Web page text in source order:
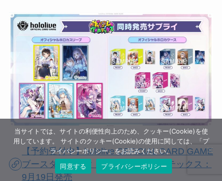
【予約受付中】hololive OFFICIAL CARD GAME
ブースターパック ボリュームヴォルテックス：
9月19日発売
当サイトでは、サイトの利便性向上のため、クッキー(Cookie)を使
用しています。 サイトのクッキー(Cookie)の使用に関しては、「プ
ライバシーポリシー」をお読みください。
同意する
プライバシーポリシー